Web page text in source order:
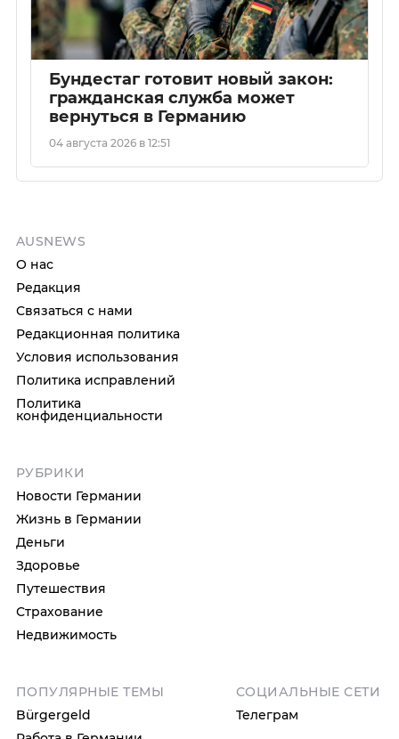
Бундестаг готовит новый закон:
гражданская служба может
вернуться в Германию
04 августа 2026 в 12:51
AUSNEWS
О нас
Редакция
Связаться с нами
Редакционная политика
Условия использования
Политика исправлений
Политика
конфиденциальности
РУБРИКИ
Новости Германии
Жизнь в Германии
Деньги
Здоровье
Путешествия
Страхование
Недвижимость
ПОПУЛЯРНЫЕ ТЕМЫ
Bürgergeld
СОЦИАЛЬНЫЕ СЕТИ
Телеграм